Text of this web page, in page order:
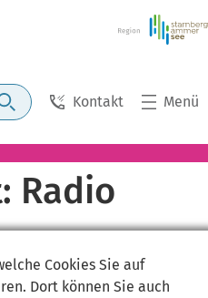
Kontakt Menü
Radio
Cookies Sie auf
Dort können Sie auch